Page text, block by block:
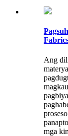
Ang
mga